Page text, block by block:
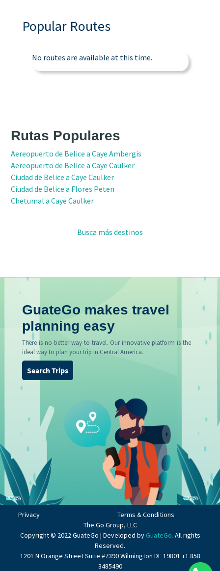
Popular Routes
No routes are available at this time.
Rutas Populares
Aereopuerto de Belice a Caye Ambergis
Aereopuerto de Belice a Caye Caulker
Ciudad de Belice a Caye Caulker
Ciudad de Belice a Flores Peten
Chetumal a Caye Caulker
Busca más destinos
GuateGo makes travel
planning easy
There is no better way to travel. Our innovative platform is the
ideal way to plan your trip in Central America.
Search Trips
Privacy
Terms & Conditions
The Go Group, LLC
Copyright © 2022 GuateGo | Developed by GuateGo. All rights
Reserved.
1201 N Orange Street Suite #7390 Wilmington DE 19801 +1 858
3485490